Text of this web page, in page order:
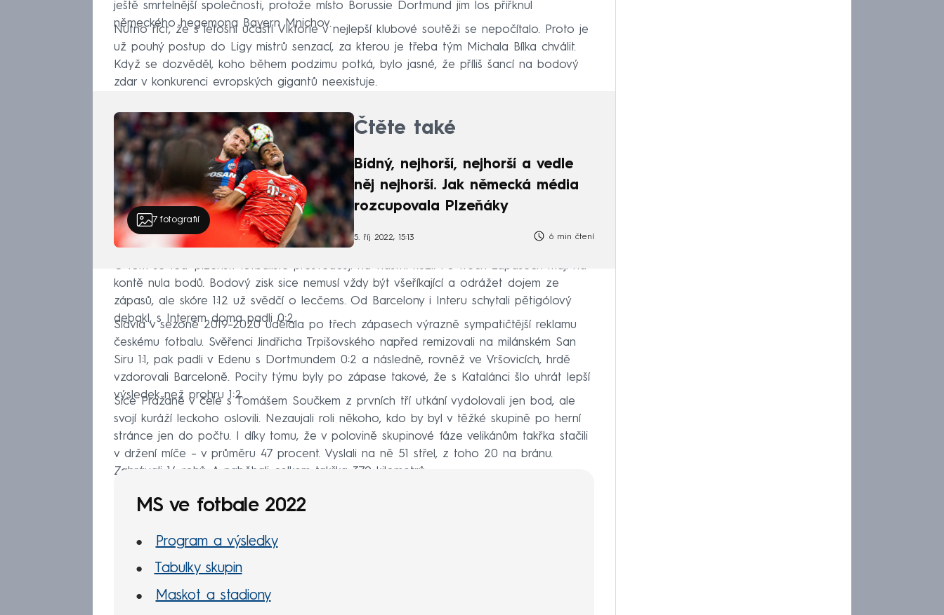
ještě smrtelnější společnosti, protože místo Borussie Dortmund jim los přiřknul
německého hegemona Bayern Mnichov.
Nutno říct, že s letošní účastí Viktorie v nejlepší klubové soutěži se nepočítalo. Proto je
už pouhý postup do Ligy mistrů senzací, za kterou je třeba tým Michala Bílka chválit.
Když se dozvěděl, koho během podzimu potká, bylo jasné, že příliš šancí na bodový
zdar v konkurenci evropských gigantů neexistuje.
7 fotografií
Čtěte také
Bídný, nejhorší, nejhorší a vedle
něj nejhorší. Jak německá média
rozcupovala Plzeňáky
5. říj 2022, 15:13 6 min čtení
O tom se teď plzeňští fotbalisté přesvědčují na vlastní kůži. Po třech zápasech mají na
kontě nula bodů. Bodový zisk sice nemusí vždy být všeříkající a odrážet dojem ze
zápasů, ale skóre 1:12 už svědčí o lecčems. Od Barcelony i Interu schytali pětigólový
debakl, s Interem doma padli 0:2.
Slavia v sezoně 2019–2020 udělala po třech zápasech výrazně sympatičtější reklamu
českému fotbalu. Svěřenci Jindřicha Trpišovského napřed remizovali na milánském San
Siru 1:1, pak padli v Edenu s Dortmundem 0:2 a následně, rovněž ve Vršovicích, hrdě
vzdorovali Barceloně. Pocity týmu byly po zápase takové, že s Katalánci šlo uhrát lepší
výsledek než prohru 1:2.
Sice Pražané v čele s Tomášem Součkem z prvních tří utkání vydolovali jen bod, ale
svojí kuráží leckoho oslovili. Nezaujali roli někoho, kdo by byl v těžké skupině po herní
stránce jen do počtu. I díky tomu, že v polovině skupinové fáze velikánům takřka stačili
v držení míče – v průměru 47 procent. Vyslali na ně 51 střel, z toho 20 na bránu.
Zahrávali 14 rohů. A naběhali celkem takřka 370 kilometrů.
MS ve fotbale 2022
Program a výsledky
Tabulky skupin
Maskot a stadiony